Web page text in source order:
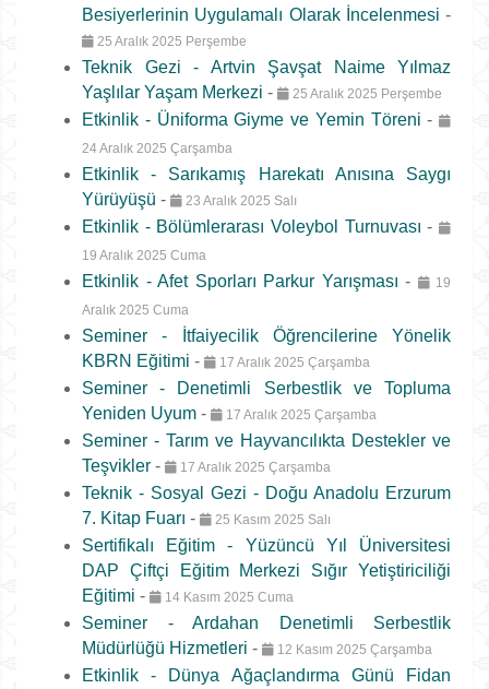
Besiyerlerinin Uygulamalı Olarak İncelenmesi -
25 Aralık 2025 Perşembe
Teknik Gezi - Artvin Şavşat Naime Yılmaz
Yaşlılar Yaşam Merkezi - 25 Aralık 2025 Perşembe
Etkinlik - Üniforma Giyme ve Yemin Töreni-
24 Aralık 2025 Çarşamba
Etkinlik - Sarıkamış Harekatı Anısına Saygı
Yürüyüşü - 23 Aralık 2025 Salı
Etkinlik - Bölümlerarası Voleybol Turnuvası-
19 Aralık 2025 Cuma
Etkinlik - Afet Sporları Parkur Yarışması -
19
Aralık 2025 Cuma
Seminer - İtfaiyecilik Öğrencilerine Yönelik
KBRN Eğitimi - 17 Aralık 2025 Çarşamba
Seminer - Denetimli Serbestlik ve Topluma
Yeniden Uyum - 17 Aralık 2025 Çarşamba
Seminer - Tarım ve Hayvancılıkta Destekler ve
Teşvikler - 17 Aralık 2025 Çarşamba
Teknik - Sosyal Gezi - Doğu Anadolu Erzurum
7. Kitap Fuarı - 25 Kasım 2025 Salı
Sertifikalı Eğitim - Yüzüncü Yıl Üniversitesi
DAP Çiftçi Eğitim Merkezi Sığır Yetiştiriciliği
Eğitimi - 14 Kasım 2025 Cuma
Seminer - Ardahan Denetimli Serbestlik
Müdürlüğü Hizmetleri - 12 Kasım 2025 Çarşamba
Etkinlik - Dünya Ağaçlandırma Günü Fidan